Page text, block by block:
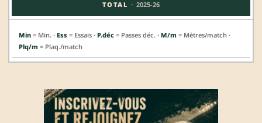
TOTAL · 2025-26
Min = Min. · Ess = Essais · P.déc = Passes déc. · M/m = Mètres/match ·
Plq/m = Plaq./match